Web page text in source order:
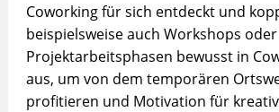
Coworking für sich entdeckt und
beispielsweise auch Workshops
Projektarbeitsphasen bewusst in
aus, um von dem temporären
profitieren und Motivation für